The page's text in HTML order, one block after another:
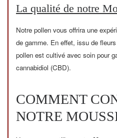
La qualité de notre
Notre pollen vous offrira une
de gamme. En effet, issu de
pollen est cultivé avec soin pour
cannabidiol (CBD).
COMMENT
NOTRE